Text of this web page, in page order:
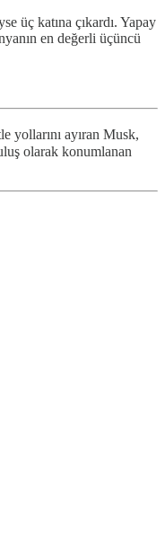
üç katına çıkardı. Yapay
en değerli üçüncü
yollarını ayıran Musk,
olarak konumlanan